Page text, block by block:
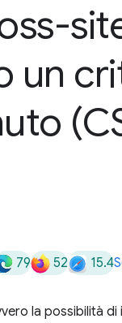
un
79 52 15.4
la possibilità